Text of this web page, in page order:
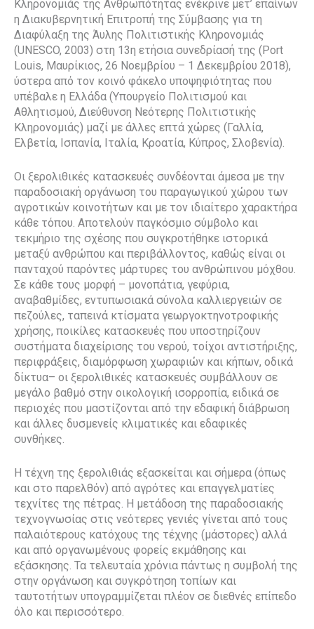
Κληρονομιάς της Ανθρωπότητας ενέκρινε μετ’ επαίνων
η Διακυβερνητική Επιτροπή της Σύμβασης για τη
Διαφύλαξη της Άυλης Πολιτιστικής Κληρονομιάς
(UNESCO, 2003) στη 13η ετήσια συνεδρίασή της (Port
Louis, Μαυρίκιος, 26 Νοεμβρίου – 1 Δεκεμβρίου 2018),
ύστερα από τον κοινό φάκελο υποψηφιότητας που
υπέβαλε η Ελλάδα (Υπουργείο Πολιτισμού και
Αθλητισμού, Διεύθυνση Νεότερης Πολιτιστικής
Κληρονομιάς) μαζί με άλλες επτά χώρες (Γαλλία,
Ελβετία, Ισπανία, Ιταλία, Κροατία, Κύπρος, Σλοβενία).
Οι ξερολιθικές κατασκευές συνδέονται άμεσα με την
παραδοσιακή οργάνωση του παραγωγικού χώρου των
αγροτικών κοινοτήτων και με τον ιδιαίτερο χαρακτήρα
κάθε τόπου. Αποτελούν παγκόσμιο σύμβολο και
τεκμήριο της σχέσης που συγκροτήθηκε ιστορικά
μεταξύ ανθρώπου και περιβάλλοντος, καθώς είναι οι
πανταχού παρόντες μάρτυρες του ανθρώπινου μόχθου.
Σε κάθε τους μορφή – μονοπάτια, γεφύρια,
αναβαθμίδες, εντυπωσιακά σύνολα καλλιεργειών σε
πεζούλες, ταπεινά κτίσματα γεωργοκτηνοτροφικής
χρήσης, ποικίλες κατασκευές που υποστηρίζουν
συστήματα διαχείρισης του νερού, τοίχοι αντιστήριξης,
περιφράξεις, διαμόρφωση χωραφιών και κήπων, οδικά
δίκτυα– οι ξερολιθικές κατασκευές συμβάλλουν σε
μεγάλο βαθμό στην οικολογική ισορροπία, ειδικά σε
περιοχές που μαστίζονται από την εδαφική διάβρωση
και άλλες δυσμενείς κλιματικές και εδαφικές
συνθήκες.
Η τέχνη της ξερολιθιάς εξασκείται και σήμερα (όπως
και στο παρελθόν) από αγρότες και επαγγελματίες
τεχνίτες της πέτρας. Η μετάδοση της παραδοσιακής
τεχνογνωσίας στις νεότερες γενιές γίνεται από τους
παλαιότερους κατόχους της τέχνης (μάστορες) αλλά
και από οργανωμένους φορείς εκμάθησης και
εξάσκησης. Τα τελευταία χρόνια πάντως η συμβολή της
στην οργάνωση και συγκρότηση τοπίων και
ταυτοτήτων υπογραμμίζεται πλέον σε διεθνές επίπεδο
όλο και περισσότερο.